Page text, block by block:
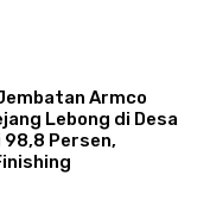
Armco
Lebong di Desa
98,8 Persen,